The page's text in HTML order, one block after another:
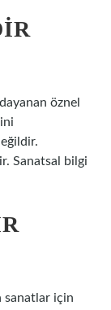
öznel
Sanatsal bilgi
sanatlar için